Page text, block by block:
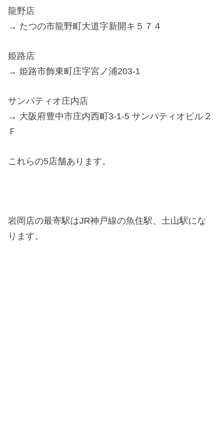
龍野店
→ たつの市龍野町大道字新開キ５７４
姫路店
→ 姫路市飾東町庄字宮ノ浦203-1
サンパティオ庄内店
→ 大阪府豊中市庄内西町3-1-5 サンパティオビル２
Ｆ
これらの5店舗あります。
岩岡店の最寄駅はJR神戸線の魚住駅、土山駅にな
ります。